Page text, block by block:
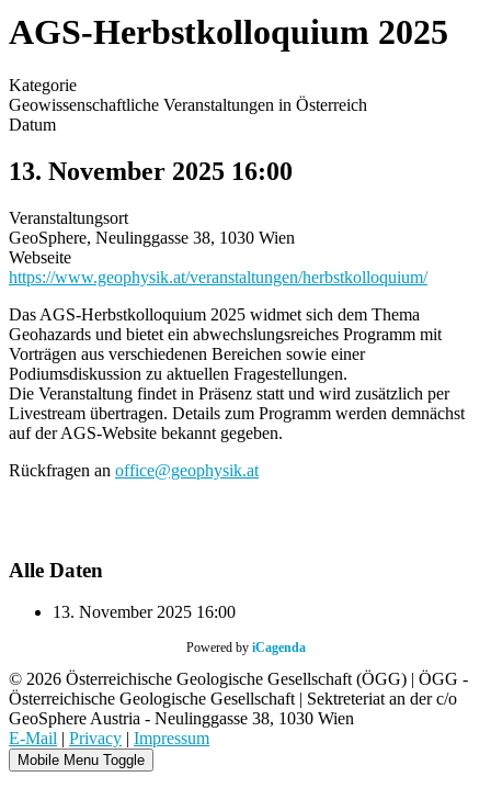
AGS-Herbstkolloquium 2025
Kategorie
Geowissenschaftliche Veranstaltungen in Österreich
Datum
13. November 2025 16:00
Veranstaltungsort
GeoSphere, Neulinggasse 38, 1030 Wien
Webseite
https://www.geophysik.at/veranstaltungen/herbstkolloquium/
Das AGS-Herbstkolloquium 2025 widmet sich dem Thema
Geohazards und bietet ein abwechslungsreiches Programm mit
Vorträgen aus verschiedenen Bereichen sowie einer
Podiumsdiskussion zu aktuellen Fragestellungen.
Die Veranstaltung findet in Präsenz statt und wird zusätzlich per
Livestream übertragen. Details zum Programm werden demnächst
auf der AGS-Website bekannt gegeben.
Rückfragen an office@geophysik.at
Alle Daten
13. November 2025 16:00
Powered by iCagenda
© 2026 Österreichische Geologische Gesellschaft (ÖGG) | ÖGG -
Österreichische Geologische Gesellschaft | Sektreteriat an der c/o
GeoSphere Austria - Neulinggasse 38, 1030 Wien
E-Mail | Privacy | Impressum
Mobile Menu Toggle